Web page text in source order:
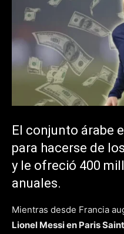
El conjunto árabe
para hacerse de
y le ofreció 400
anuales.
Mientras desde Francia
Lionel Messi en Paris